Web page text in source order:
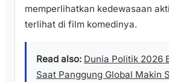
memperlihatkan kedewasaan
terlihat di film komedinya.
Read also: Dunia Politik 2026
Saat Panggung Global Makin